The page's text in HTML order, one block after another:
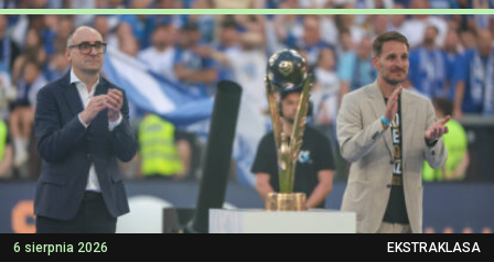
6 sierpnia 2026 EKSTRAKLASA